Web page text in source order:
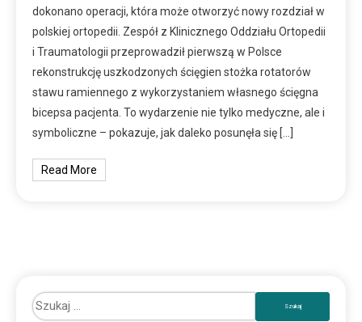
dokonano operacji, która może otworzyć nowy rozdział w
polskiej ortopedii. Zespół z Klinicznego Oddziału Ortopedii
i Traumatologii przeprowadził pierwszą w Polsce
rekonstrukcję uszkodzonych ścięgien stożka rotatorów
stawu ramiennego z wykorzystaniem własnego ścięgna
bicepsa pacjenta. To wydarzenie nie tylko medyczne, ale i
symboliczne – pokazuje, jak daleko posunęła się […]
Read More